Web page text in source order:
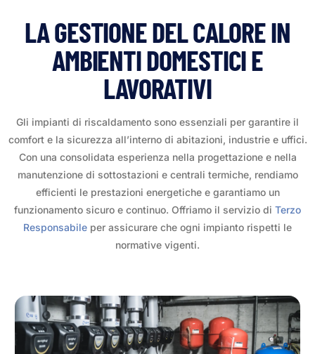
LA GESTIONE DEL CALORE IN
AMBIENTI DOMESTICI E
LAVORATIVI
Gli impianti di riscaldamento sono essenziali per garantire il
comfort e la sicurezza all’interno di abitazioni, industrie e uffici.
Con una consolidata esperienza nella progettazione e nella
manutenzione di sottostazioni e centrali termiche, rendiamo
efficienti le prestazioni energetiche e garantiamo un
funzionamento sicuro e continuo. Offriamo il servizio di Terzo
Responsabile per assicurare che ogni impianto rispetti le
normative vigenti.